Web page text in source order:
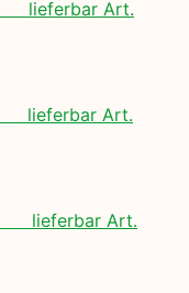
lieferbar Art.
lieferbar Art.
lieferbar Art.